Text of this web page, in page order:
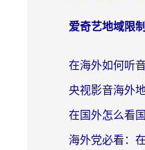
爱奇艺地域限制